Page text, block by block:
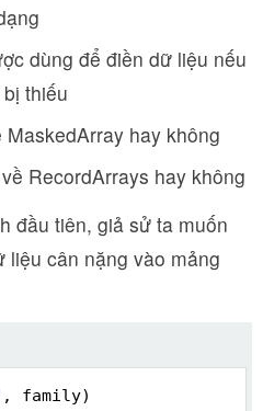
dùng để điền dữ liệu nếu
thiếu
MaskedArray hay không
RecordArrays hay không
đầu tiên, giả sử ta muốn
cân nặng vào mảng
, family)